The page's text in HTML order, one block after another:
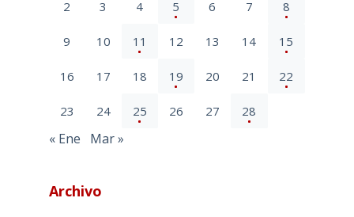
2 3 4 5 6 7 8
9 10 11 12 13 14 15
16 17 18 19 20 21 22
23 24 25 26 27 28
« Ene Mar »
Archivo